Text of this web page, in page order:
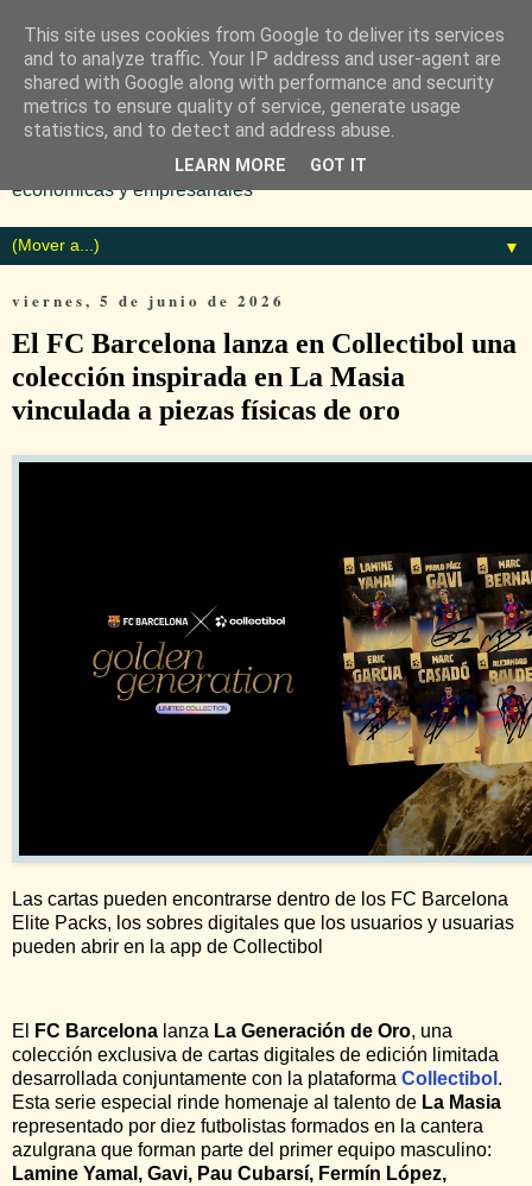
Diario especializado en noticias
económicas y empresariales
▼
viernes, 5 de junio de 2026
El FC Barcelona lanza en Collectibol una
colección inspirada en La Masia
vinculada a piezas físicas de oro
Las cartas pueden encontrarse dentro de los FC Barcelona
Elite Packs, los sobres digitales que los usuarios y usuarias
pueden abrir en la app de Collectibol
El FC Barcelona lanza La Generación de Oro, una
colección exclusiva de cartas digitales de edición limitada
desarrollada conjuntamente con la plataforma Collectibol .
Esta serie especial rinde homenaje al talento de La Masia
representado por diez futbolistas formados en la cantera
azulgrana que forman parte del primer equipo masculino:
Lamine Yamal, Gavi, Pau Cubarsí, Fermín López,
This site uses cookies from Google to deliver its services
and to analyze traffic. Your IP address and user-agent are
shared with Google along with performance and security
metrics to ensure quality of service, generate usage
statistics, and to detect and address abuse.
LEARN MORE GOT IT